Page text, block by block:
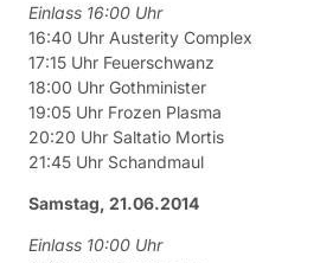
Einlass 16:00 Uhr
16:40 Uhr Austerity Complex
17:15 Uhr Feuerschwanz
18:00 Uhr Gothminister
19:05 Uhr Frozen Plasma
20:20 Uhr Saltatio Mortis
21:45 Uhr Schandmaul
Samstag, 21.06.2014
Einlass 10:00 Uhr